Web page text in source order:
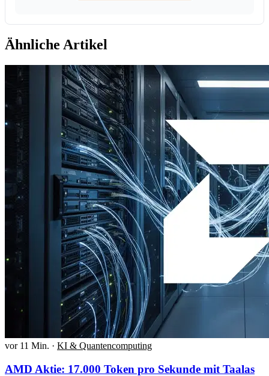
Ähnliche Artikel
vor 11 Min. · KI & Quantencomputing
AMD Aktie: 17.000 Token pro Sekunde mit Taalas